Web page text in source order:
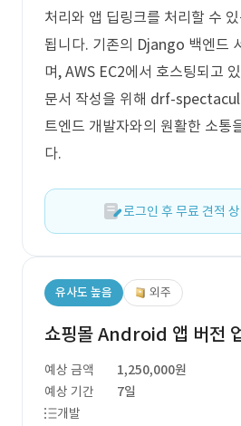
처리와 앱 딥링크를 처리할 수
됩니다. 기존의 Django 백엔드
며, AWS EC2에서 호스팅되고
문서 작성을 위해 drf-
트엔드 개발자와의 원활한 소통
다.
로그인 후 무료 견적
유사도 높음 외주
쇼핑몰 Android 앱 버전
예상 금액
1,250,000원
예상 기간
7일
개발